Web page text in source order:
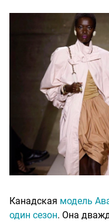
Канадская модель
один сезон. Она